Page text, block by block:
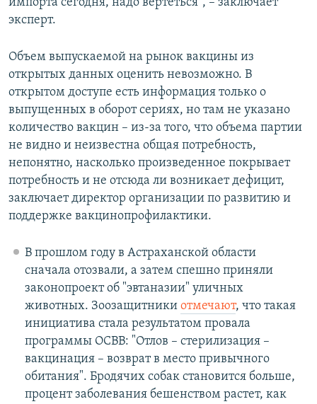
эксперт.
Объем выпускаемой на рынок вакцины из
открытых данных оценить невозможно. В
открытом доступе есть информация только о
выпущенных в оборот сериях, но там не указано
количество вакцин – из-за того, что объема партии
не видно и неизвестна общая потребность,
непонятно, насколько произведенное покрывает
потребность и не отсюда ли возникает дефицит,
заключает директор организации по развитию и
поддержке вакцинопрофилактики.
В прошлом году в Астраханской области
сначала отозвали, а затем спешно приняли
законопроект об "эвтаназии" уличных
животных. Зоозащитники отмечают, что такая
инициатива стала результатом провала
программы ОСВВ: "Отлов – стерилизация –
вакцинация – возврат в место привычного
обитания". Бродячих собак становится больше,
процент заболевания бешенством растет, как